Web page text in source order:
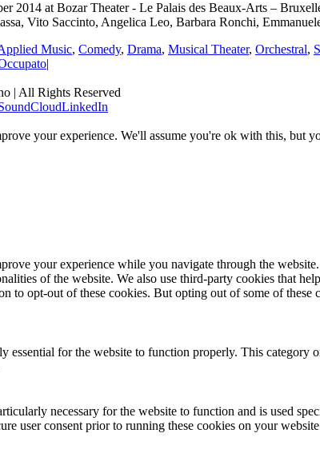
2014 at Bozar Theater - Le Palais des Beaux-Arts –
Vito Saccinto, Angelica Leo, Barbara Ronchi,
Music, Comedy, Drama, Musical Theater, Orchestral,
|
| All Rights Reserved
LinkedIn
your experience. We'll assume you're ok with this, but
your experience while you navigate through the
of the website. We also use third-party cookies that
to opt-out of these cookies. But opting out of some of
essential for the website to function properly. This
necessary for the website to function and is used
user consent prior to running these cookies on your